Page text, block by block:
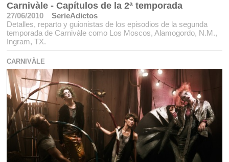
Carnivàle - Capítulos de la 2ª temporada
27/06/2010
SerieAdictos
Detalles, reparto y guionistas de los episodios de la segunda
temporada de Carnivàle como Los Moscos, Alamogordo, N.M.,
Ingram, TX.
CARNIVÀLE